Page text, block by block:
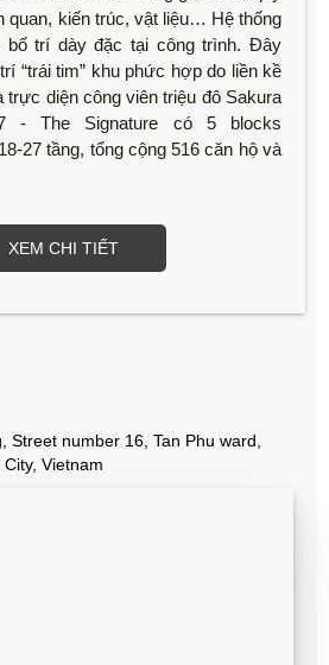
quan, kiến trúc, vật liệu… Hệ thống
trí dày đặc tại công trình. Đây
“trái tim” khu phức hợp do liền kề
trực diện công viên triệu đô Sakura
- The Signature có 5 blocks
27 tầng, tổng cộng 516 căn hộ và
XEM CHI TIẾT
Street number 16, Tan Phu ward,
Vietnam